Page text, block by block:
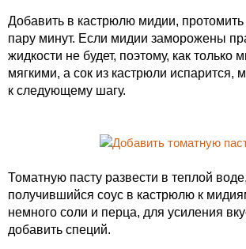
Добавить в кастрюлю мидии,
пару минут. Если мидии заморожены
жидкости не будет, поэтому, как только
мягкими, а сок из кастрюли испарится,
к следующему шагу.
Томатную пасту развести в теплой
получившийся соус в кастрюлю к
немного соли и перца, для усиления
добавить специй.